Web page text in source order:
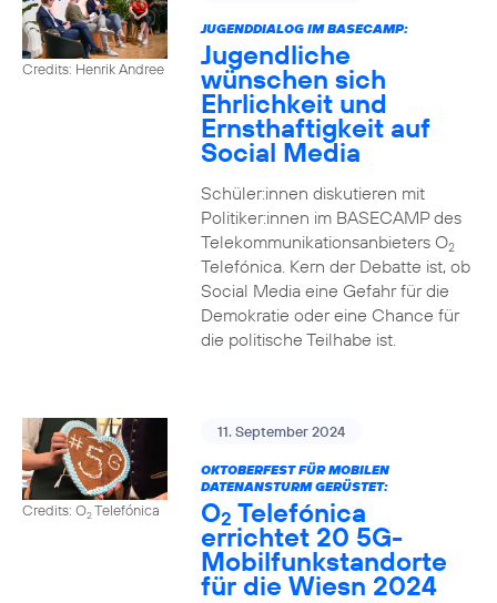
Credits: Henrik Andree
JUGENDDIALOG IM BASECAMP:
Jugendliche
wünschen sich
Ehrlichkeit und
Ernsthaftigkeit auf
Social Media
Schüler:innen diskutieren mit
Politiker:innen im BASECAMP des
Telekommunikationsanbieters O2
Telefónica. Kern der Debatte ist, ob
Social Media eine Gefahr für die
Demokratie oder eine Chance für
die politische Teilhabe ist.
Credits: O2Telefónica
11. September 2024
OKTOBERFEST FÜR MOBILEN
DATENANSTURM GERÜSTET:
O2 Telefónica
errichtet 20 5G-
Mobilfunkstandorte
für die Wiesn 2024